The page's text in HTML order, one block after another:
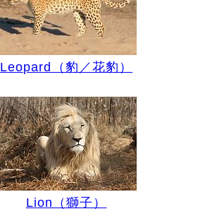
Leopard（豹／花豹）
Lion（獅子）